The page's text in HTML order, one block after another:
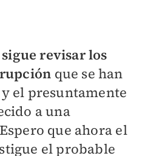
sigue revisar los
que se han
el presuntamente
a una
que ahora el
el probable